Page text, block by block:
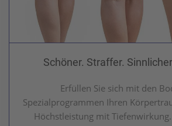
Schöner. Straffer.
Erfüllen Sie sich mit den
Spezialprogrammen Ihren
Höchstleistung mit